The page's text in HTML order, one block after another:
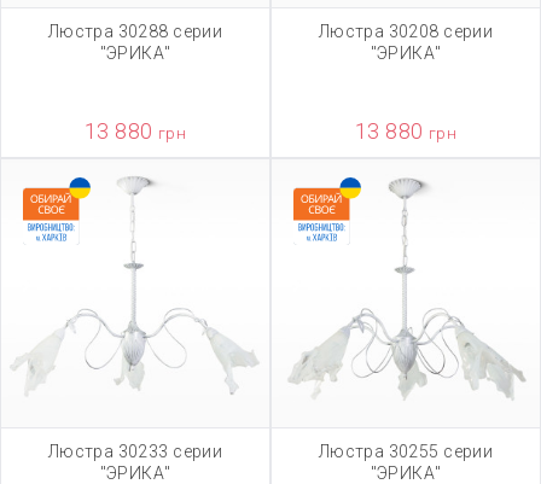
Люстра 30288 серии
"ЭРИКА"
13 880 грн
Люстра 30208 серии
"ЭРИКА"
13 880 грн
Люстра 30233 серии
"ЭРИКА"
Люстра 30255 серии
"ЭРИКА"